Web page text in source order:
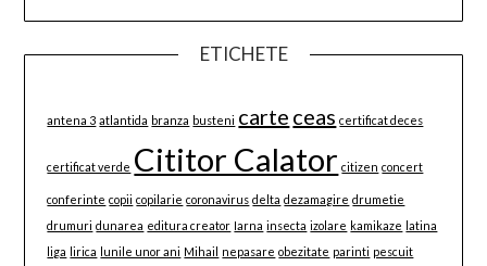
ETICHETE
antena 3 atlantida branza busteni carte ceas certificat deces
certificat verde Cititor Calator citizen concert
conferinte copii copilarie coronavirus delta dezamagire drumetie
drumuri dunarea editura creator Iarna insecta izolare kamikaze latina
liga lirica lunile unor ani Mihail nepasare obezitate parinti pescuit